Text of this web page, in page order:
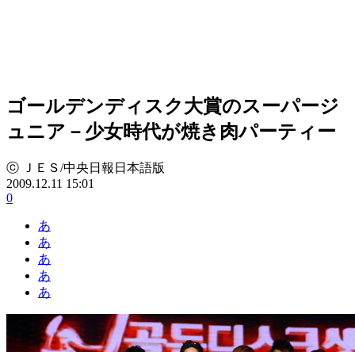
ゴールデンディスク大賞のスーパージ
ュニア－少女時代が焼き肉パーティー
ⓒ ＪＥＳ/中央日報日本語版
2009.12.11 15:01
0
あ
あ
あ
あ
あ